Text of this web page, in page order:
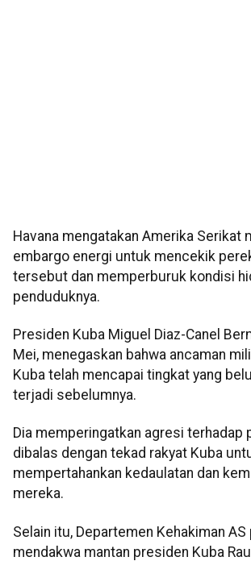
Havana mengatakan Amerika Serikat
embargo energi untuk mencekik
tersebut dan memperburuk kondisi
penduduknya.
Presiden Kuba Miguel Diaz-Canel
Mei, menegaskan bahwa ancaman
Kuba telah mencapai tingkat yang
terjadi sebelumnya.
Dia memperingatkan agresi terhadap
dibalas dengan tekad rakyat Kuba
mempertahankan kedaulatan dan
mereka.
Selain itu, Departemen Kehakiman AS
mendakwa mantan presiden Kuba